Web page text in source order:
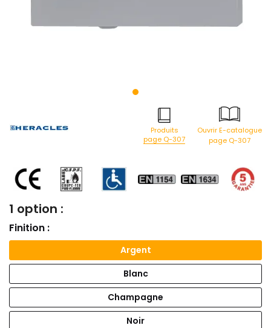
Produits
page Q-307
Ouvrir E-catalogue
page Q-307
1 option :
Finition :
Argent
Blanc
Champagne
Noir